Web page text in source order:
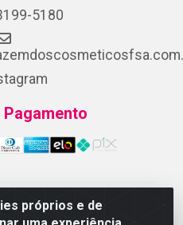
próprios e de
5180
DISTRIBUIDORA LTDA -